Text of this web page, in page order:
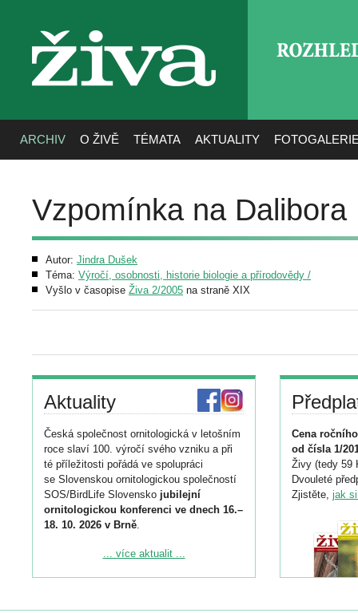
živa
ARCHIV O ŽIVĚ TÉMATA AKTUALITY
Vzpomínka na Dalibora
Autor: Jindra Dušek
Téma: Výročí, osobnosti, historie biologie a přírodovědy /
Vyšlo v časopise Živa 2/2005 na straně XIX
Aktuality
Česká společnost ornitologická v letošním
roce slaví 100. výročí svého vzniku a při
té příležitosti pořádá ve spolupráci
se Slovenskou ornitologickou společností
SOS/BirdLife Slovensko jubilejní
ornitologickou konferenci ve dnech 16.–
18. 10. 2026 v Brně.
Podrobnější informace ke konferenci
Registrovat se můžete do 6. září.
... více aktualit ...
Cena
od čísla 1/
Živy (tedy 59
Dvouleté
Zjistěte, jak